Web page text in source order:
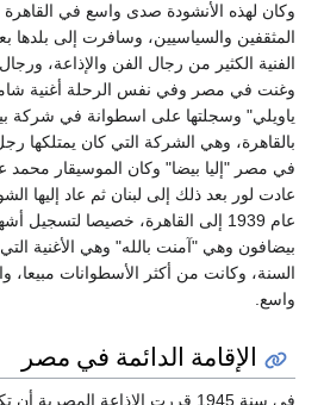
وكان لهذه الأنشودة صدى واسع في
المثقفين والسياسيين، وسافرت إلى بلدها
الفنية الكثير من رجال الفن والإذاعة،
وغنت في مصر وفي نفس الرحلة أغنية
ياويلي" وسجلتها على اسطوانة في شركة
بالقاهرة، وهي الشركة التي كان يمتلكها رجل
في مصر "إليا بيضا" وكان الموسيقار محمد
عادت لور بعد ذلك إلى لبنان ثم عاد إليها
عام 1939 إلى القاهرة، خصيصا
بيضافون وهي "آمنت بالله" وهي الأغنية
السنة، وكانت من أكثر الأسطوانات مبيعا،
واسع.
الإقامة الدائمة في مصر
في سنة 1945 قررت الإذاعة